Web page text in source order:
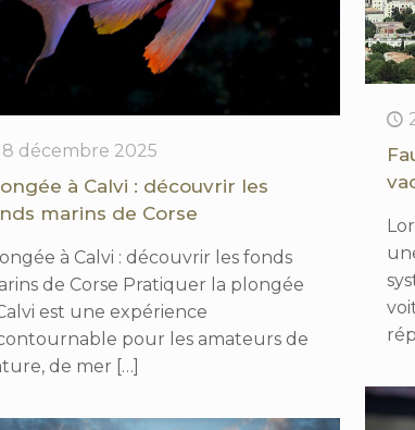
8 décembre 2025
à Calvi : découvrir les
marins de Corse
à Calvi : découvrir les fonds
de Corse Pratiquer la plongée
est une expérience
pour les amateurs de
de mer […]